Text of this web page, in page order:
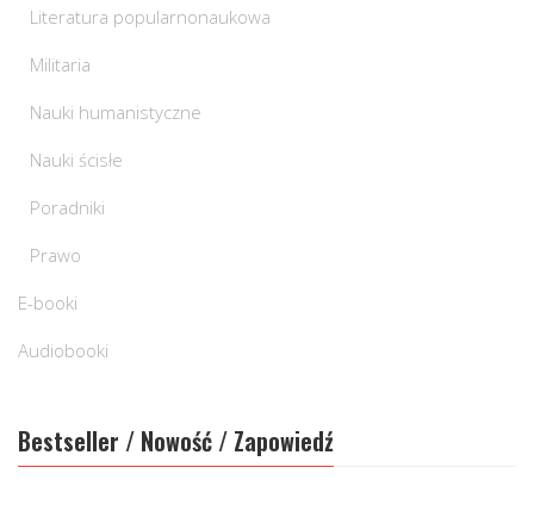
Literatura popularnonaukowa
Militaria
Nauki humanistyczne
Nauki ścisłe
Poradniki
Prawo
E-booki
Audiobooki
Bestseller / Nowość / Zapowiedź